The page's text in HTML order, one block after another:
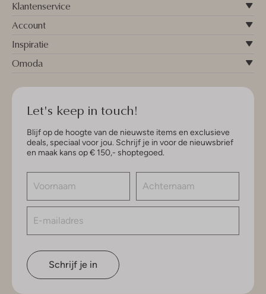
Klantenservice
Account
Inspiratie
Omoda
Let's keep in touch!
Blijf op de hoogte van de nieuwste items en exclusieve
deals, speciaal voor jou. Schrijf je in voor de nieuwsbrief
en maak kans op € 150,- shoptegoed.
Schrijf je in